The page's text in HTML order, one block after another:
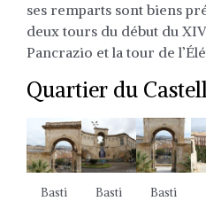
ses remparts sont biens
deux tours du début du
Pancrazio et la tour de
Quartier du
Basti
Basti
Basti